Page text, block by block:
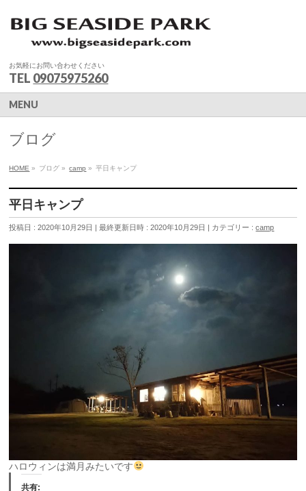
お気軽にお問い合わせください
TEL 09075975260
MENU
ブログ
HOME » ブログ » camp » 平日キャンプ
平日キャンプ
投稿日 : 2020年10月29日 最終更新日時 : 2020年10月29日 カテゴリー :camp
ハロウィンは満月みたいです
共有: